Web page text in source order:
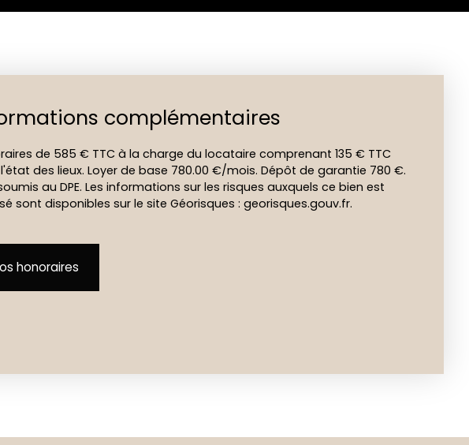
complémentaires
de 585 € TTC à la charge du locataire comprenant 135 € TTC
des lieux. Loyer de base 780.00 €/mois. Dépôt de garantie 780 €.
au DPE. Les informations sur les risques auxquels ce bien est
sont disponibles sur le site Géorisques : georisques.gouv.fr.
honoraires